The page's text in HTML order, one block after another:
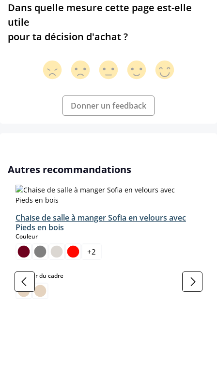
Dans quelle mesure cette page est-elle
utile
pour ta décision d'achat ?
Donner un feedback
Ignorer la galerie de produits
Autres recommandations
Chaise de salle à manger Sofia en velours avec
Pieds en bois
Couleurselect
+2
Couleur du cadreselect